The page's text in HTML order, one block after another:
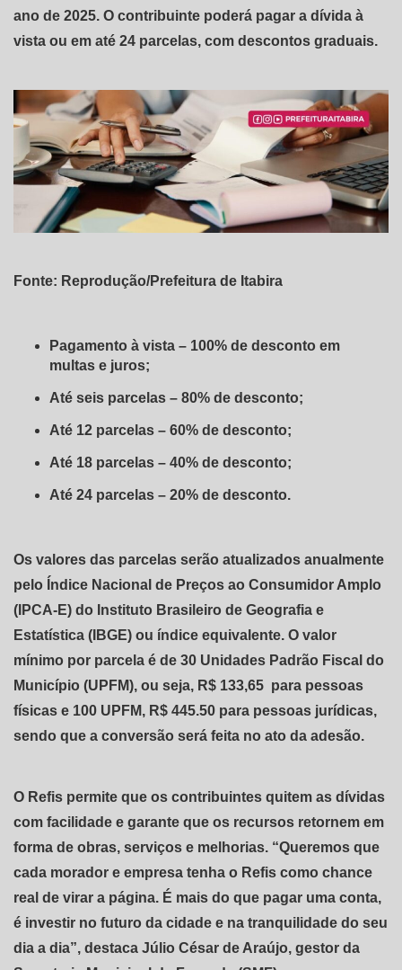
ano de 2025. O contribuinte poderá pagar a dívida à
vista ou em até 24 parcelas, com descontos graduais.
Fonte: Reprodução/Prefeitura de Itabira
Pagamento à vista – 100% de desconto em
multas e juros;
Até seis parcelas – 80% de desconto;
Até 12 parcelas – 60% de desconto;
Até 18 parcelas – 40% de desconto;
Até 24 parcelas – 20% de desconto.
Os valores das parcelas serão atualizados anualmente
pelo Índice Nacional de Preços ao Consumidor Amplo
(IPCA-E) do Instituto Brasileiro de Geografia e
Estatística (IBGE) ou índice equivalente. O valor
mínimo por parcela é de 30 Unidades Padrão Fiscal do
Município (UPFM), ou seja, R$ 133,65 para pessoas
físicas e 100 UPFM, R$ 445.50 para pessoas jurídicas,
sendo que a conversão será feita no ato da adesão.
O Refis permite que os contribuintes quitem as dívidas
com facilidade e garante que os recursos retornem em
forma de obras, serviços e melhorias. “Queremos que
cada morador e empresa tenha o Refis como chance
real de virar a página. É mais do que pagar uma conta,
é investir no futuro da cidade e na tranquilidade do seu
dia a dia”, destaca Júlio César de Araújo, gestor da